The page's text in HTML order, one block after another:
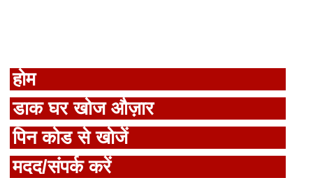
होम
डाक घर खोज औज़ार
पिन कोड से खोजें
मदद/संपर्क करें